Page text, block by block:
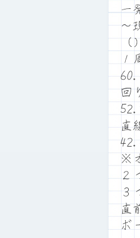
一
～
１
回
直
※
２
３
直
ボ